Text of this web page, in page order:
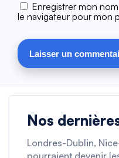
Enregistrer mon
le navigateur pour mon
Nos
Londres-Dublin,